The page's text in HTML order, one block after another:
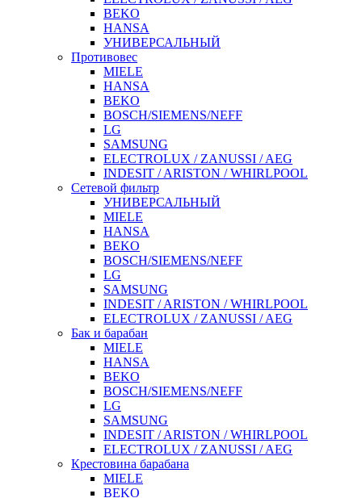
BEKO
HANSA
УНИВЕРСАЛЬНЫЙ
Противовес
MIELE
HANSA
BEKO
BOSCH/SIEMENS/NEFF
LG
SAMSUNG
ELECTROLUX / ZANUSSI / AEG
INDESIT / ARISTON / WHIRLPOOL
Сетевой фильтр
УНИВЕРСАЛЬНЫЙ
MIELE
HANSA
BEKO
BOSCH/SIEMENS/NEFF
LG
SAMSUNG
INDESIT / ARISTON / WHIRLPOOL
ELECTROLUX / ZANUSSI / AEG
Бак и барабан
MIELE
HANSA
BEKO
BOSCH/SIEMENS/NEFF
LG
SAMSUNG
INDESIT / ARISTON / WHIRLPOOL
ELECTROLUX / ZANUSSI / AEG
Крестовина барабана
MIELE
BEKO